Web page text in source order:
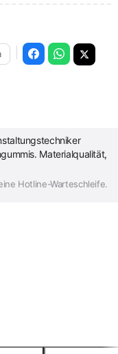
Materialqualität,
Hotline-Warteschleife.